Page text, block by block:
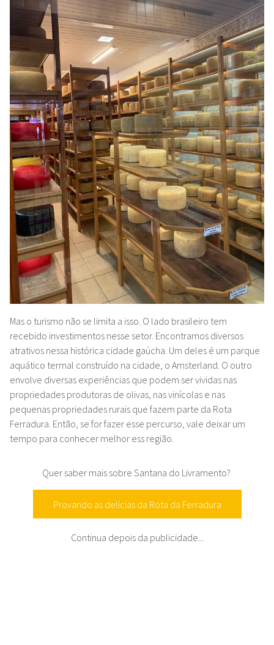
Mas o turismo não se limita a isso. O lado brasileiro tem
recebido investimentos nesse setor. Encontramos diversos
atrativos nessa histórica cidade gaúcha. Um deles é um parque
aquático termal construído na cidade, o Amsterland. O outro
envolve diversas experiências que podem ser vividas nas
propriedades produtoras de olivas, nas vinícolas e nas
pequenas propriedades rurais que fazem parte da Rota
Ferradura. Então, se for fazer esse percurso, vale deixar um
tempo para conhecer melhor ess região.
Quer saber mais sobre Santana do Livramento?
Provando as delícias da Rota da Ferradura
Continua depois da publicidade...